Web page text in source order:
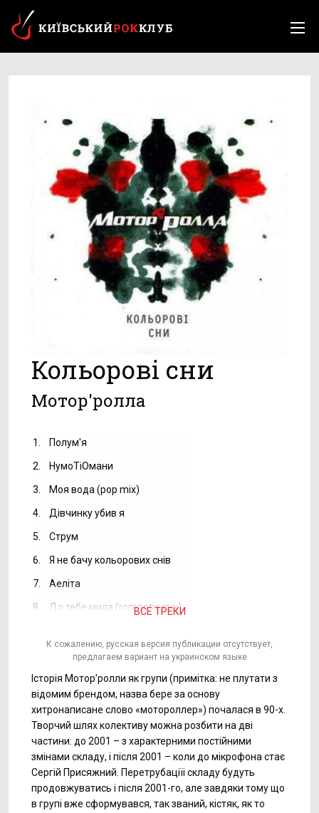
Кольорові сни
Мотор'ролла
1. Полум'я
2. НумоТіОмани
3. Моя вода (pop mix)
4. Дівчинку убив я
5. Струм
6. Я не бачу кольорових снів
7. Аеліта
8. До тебе мила (romantic mix)
ВСЕ ТРЕКИ
К сожалению, русская версия публикации отсутствует,
предлагаем вариант на украинском языке
Історія Мотор’ролли як групи (примітка: не плутати з
відомим брендом, назва бере за основу
хитронаписане слово «мотороллер») почалася в 90-х.
Творчий шлях колективу можна розбити на дві
частини: до 2001 – з характерними постійними
змінами складу, і після 2001 – коли до мікрофона стає
Сергій Присяжний. Перетрубаціїі складу будуть
продовжуватись і після 2001-го, але завдяки тому що
в групі вже сформувався, так званий, кістяк, як то